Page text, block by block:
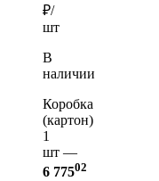
₽/
шт
В
наличии
Коробка
(картон)
1
шт —
6 77502